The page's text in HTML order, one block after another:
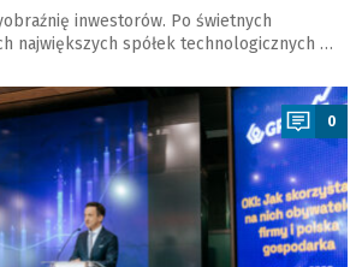
inwestorów. Po świetnych
największych spółek technologicznych …
0